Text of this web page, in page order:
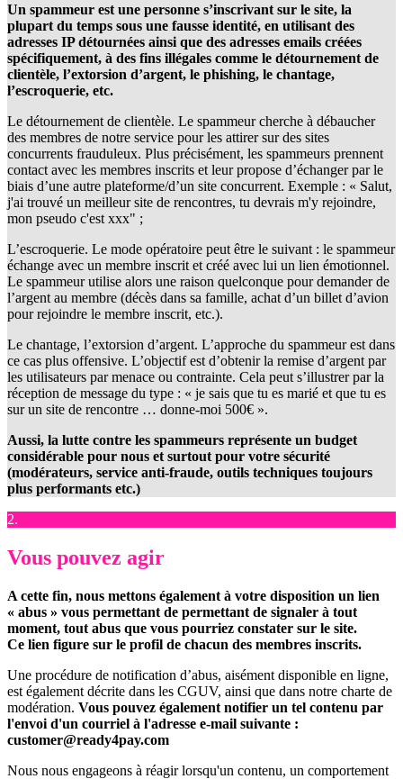
Un spammeur est une personne s’inscrivant sur le site, la
plupart du temps sous une fausse identité, en utilisant des
adresses IP détournées ainsi que des adresses emails créées
spécifiquement, à des fins illégales comme le détournement de
clientèle, l’extorsion d’argent, le phishing, le chantage,
l’escroquerie, etc.
Le détournement de clientèle. Le spammeur cherche à débaucher
des membres de notre service pour les attirer sur des sites
concurrents frauduleux. Plus précisément, les spammeurs prennent
contact avec les membres inscrits et leur propose d’échanger par le
biais d’une autre plateforme/d’un site concurrent. Exemple : « Salut,
j'ai trouvé un meilleur site de rencontres, tu devrais m'y rejoindre,
mon pseudo c'est xxx" ;
L’escroquerie. Le mode opératoire peut être le suivant : le spammeur
échange avec un membre inscrit et créé avec lui un lien émotionnel.
Le spammeur utilise alors une raison quelconque pour demander de
l’argent au membre (décès dans sa famille, achat d’un billet d’avion
pour rejoindre le membre inscrit, etc.).
Le chantage, l’extorsion d’argent. L’approche du spammeur est dans
ce cas plus offensive. L’objectif est d’obtenir la remise d’argent par
les utilisateurs par menace ou contrainte. Cela peut s’illustrer par la
réception de message du type : « je sais que tu es marié et que tu es
sur un site de rencontre … donne-moi 500€ ».
Aussi, la lutte contre les spammeurs représente un budget
considérable pour nous et surtout pour votre sécurité
(modérateurs, service anti-fraude, outils techniques toujours
plus performants etc.)
2.
Vous pouvez agir
A cette fin, nous mettons également à votre disposition un lien
« abus » vous permettant de permettant de signaler à tout
moment, tout abus que vous pourriez constater sur le site.
Ce lien figure sur le profil de chacun des membres inscrits.
Une procédure de notification d’abus, aisément disponible en ligne,
est également décrite dans les CGUV, ainsi que dans notre charte de
modération. Vous pouvez également notifier un tel contenu par
l'envoi d'un courriel à l'adresse e-mail suivante :
customer@ready4pay.com
Nous nous engageons à réagir lorsqu'un contenu, un comportement